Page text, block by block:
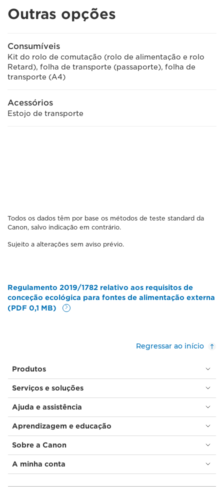
Outras opções
Consumíveis
Kit do rolo de comutação (rolo de alimentação e rolo
Retard), folha de transporte (passaporte), folha de
transporte (A4)
Acessórios
Estojo de transporte
Todos os dados têm por base os métodos de teste standard da
Canon, salvo indicação em contrário.
Sujeito a alterações sem aviso prévio.
Regulamento 2019/1782 relativo aos requisitos de
conceção ecológica para fontes de alimentação externa
(PDF 0,1 MB)
Regressar ao início
Produtos
Serviços e soluções
Ajuda e assistência
Aprendizagem e educação
Sobre a Canon
A minha conta